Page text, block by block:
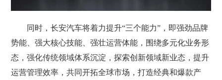
同时，长安汽车将着力提升“三个能力”，即强劲品牌
势能、强大核心技能、强壮运营体能，围绕多元化业务形
态，强化传统领域体系沉淀，探索创新领域新业态，提升
运营管理效率，共同开拓全球市场，打造经典和爆款产